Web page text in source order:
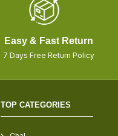
Easy & Fast Return
7 Days Free Return Policy
TOP CATEGORIES